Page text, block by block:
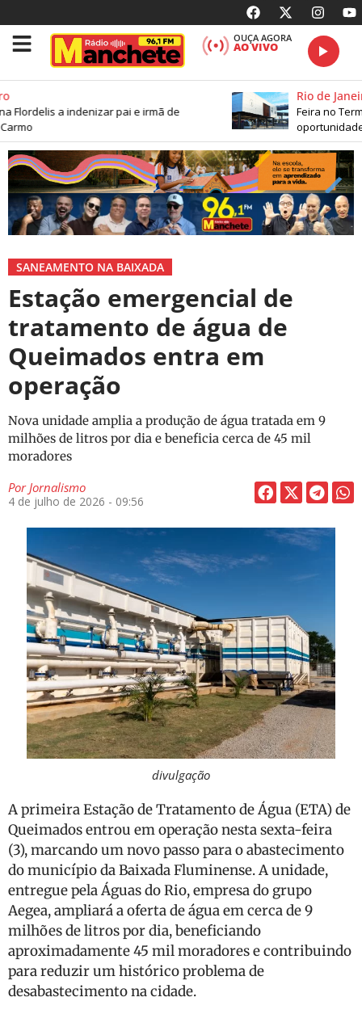
OUÇA AGORA
AO VIVO
Flordelis a indenizar pai e irmã de
Rio de Janeiro
Feira no
SANEAMENTO NA BAIXADA
Estação emergencial de
tratamento de água de
Queimados entra em
operação
Nova unidade amplia a produção de água tratada em 9
milhões de litros por dia e beneficia cerca de 45 mil
moradores
PorJornalismo
4 de julho de 2026 - 09:56
divulgação
A primeira Estação de Tratamento de Água (ETA) de
Queimados entrou em operação nesta sexta-feira
(3), marcando um novo passo para o abastecimento
do município da Baixada Fluminense. A unidade,
entregue pela Águas do Rio, empresa do grupo
Aegea, ampliará a oferta de água em cerca de 9
milhões de litros por dia, beneficiando
aproximadamente 45 mil moradores e contribuindo
para reduzir um histórico problema de
desabastecimento na cidade.